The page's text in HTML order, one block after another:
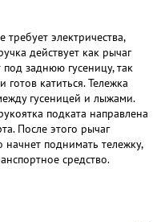
электричества,
действует как рычаг
заднюю гусеницу, так
катиться. Тележка
гусеницей и лыжами.
подката направлена
После этого рычаг
начнет поднимать тележку,
средство.